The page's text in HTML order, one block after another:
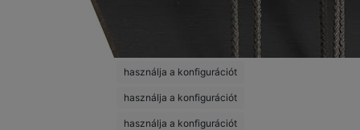
használja a konfigurációt
használja a konfigurációt
használja a konfigurációt